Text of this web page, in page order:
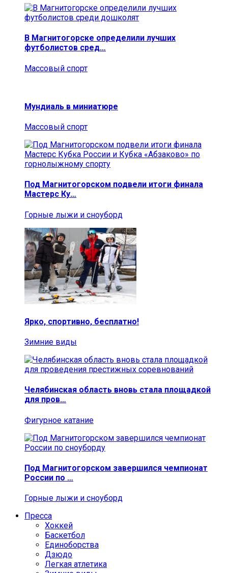
В Магнитогорске определили лучших
футболистов сред…
Массовый спорт
Мундиаль в миниатюре
Массовый спорт
Под Магнитогорском подвели итоги финала
Мастерс Ку…
Горные лыжи и сноуборд
Ярко, спортивно, бесплатно!
Зимние виды
Челябинская область вновь стала площадкой
для пров…
Фигурное катание
Под Магнитогорском завершился чемпионат
России по …
Горные лыжи и сноуборд
Пресса
Хоккей
Баскетбол
Единоборства
Дзюдо
Легкая атлетика